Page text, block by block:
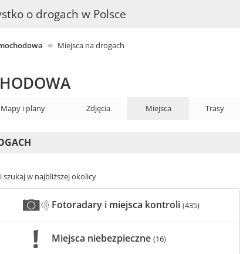
o drogach w Polsce
Miejsca na drogach
Mapy i plany Zdjęcia Miejsca Trasy
w najbliższej okolicy
Fotoradary i miejsca kontroli (435)
Miejsca niebezpieczne (16)